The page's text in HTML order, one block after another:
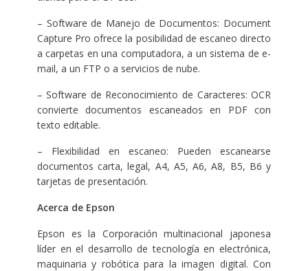
– Software de Manejo de Documentos: Document
Capture Pro ofrece la posibilidad de escaneo directo
a carpetas en una computadora, a un sistema de e-
mail, a un FTP o a servicios de nube.
– Software de Reconocimiento de Caracteres: OCR
convierte documentos escaneados en PDF con
texto editable.
– Flexibilidad en escaneo: Pueden escanearse
documentos carta, legal, A4, A5, A6, A8, B5, B6 y
tarjetas de presentación.
Acerca de Epson
Epson es la Corporación multinacional japonesa
líder en el desarrollo de tecnología en electrónica,
maquinaria y robótica para la imagen digital. Con